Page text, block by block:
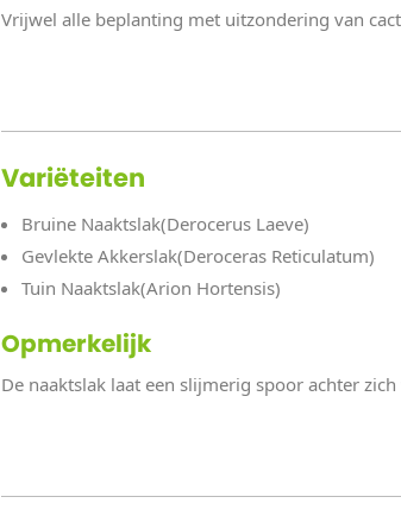
Vrijwel alle beplanting met uitzondering van
Variëteiten
Bruine Naaktslak(Derocerus Laeve)
Gevlekte Akkerslak(Deroceras Reticulatum)
Tuin Naaktslak(Arion Hortensis)
Opmerkelijk
De naaktslak laat een slijmerig spoor achter